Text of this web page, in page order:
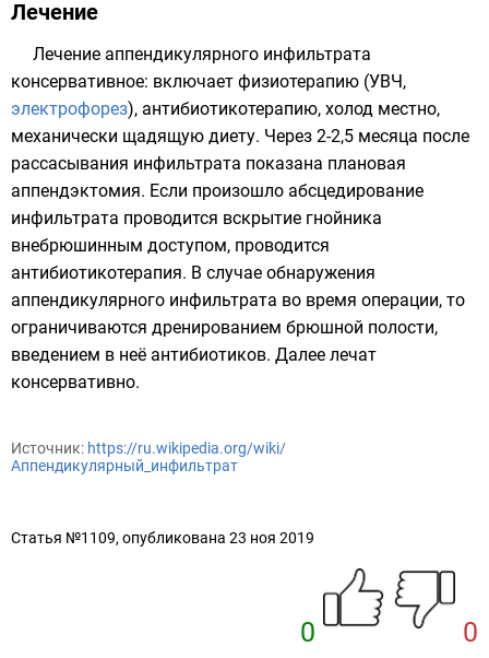
Лечение
Лечение аппендикулярного инфильтрата
консервативное: включает физиотерапию (УВЧ,
электрофорез), антибиотикотерапию, холод местно,
механически щадящую диету. Через 2-2,5 месяца после
рассасывания инфильтрата показана плановая
аппендэктомия. Если произошло абсцедирование
инфильтрата проводится вскрытие гнойника
внебрюшинным доступом, проводится
антибиотикотерапия. В случае обнаружения
аппендикулярного инфильтрата во время операции, то
ограничиваются дренированием брюшной полости,
введением в неё антибиотиков. Далее лечат
консервативно.
Источник: https://ru.wikipedia.org/wiki/
Аппендикулярный_инфильтрат
Статья №1109, опубликована 23 ноя 2019
0 0